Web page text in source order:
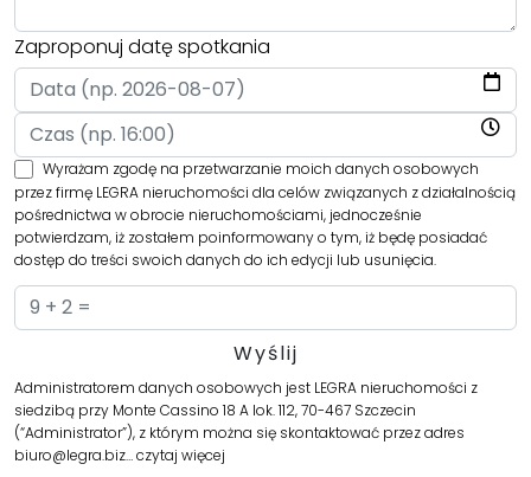
Zaproponuj datę spotkania
Wyrażam zgodę na przetwarzanie moich danych osobowych
przez firmę LEGRA nieruchomości dla celów związanych z działalnością
pośrednictwa w obrocie nieruchomościami, jednocześnie
potwierdzam, iż zostałem poinformowany o tym, iż będę posiadać
dostęp do treści swoich danych do ich edycji lub usunięcia.
Administratorem danych osobowych jest LEGRA nieruchomości z
siedzibą przy Monte Cassino 18 A lok. 112, 70-467 Szczecin
(“Administrator”), z którym można się skontaktować przez adres
biuro@legra.biz…czytaj więcej